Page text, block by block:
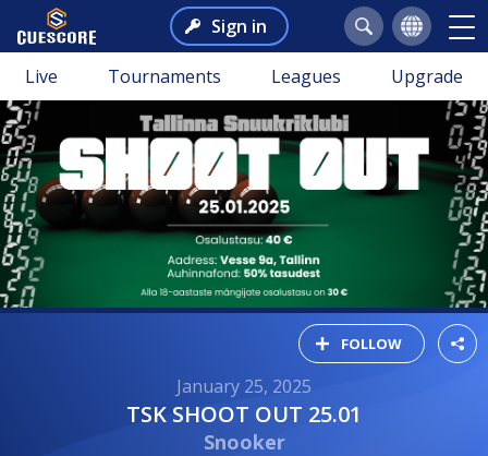
Sign in
Live Tournaments Leagues Upgrade
FOLLOW
January 25, 2025
TSK SHOOT OUT 25.01
Snooker